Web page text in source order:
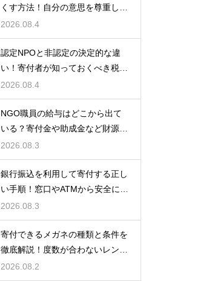
くす方法！自分の意思を尊重して
丁寧に対応
2026.08.4
認定NPOと非認定の決定的な違
い！寄付者が知っておくべき税の
優遇
2026.08.4
NGO職員の給与はどこから出て
いる？寄付金や助成金など財源の
仕組みを徹底解説
2026.08.3
銀行振込を利用して寄付する正し
い手順！窓口やATMから安全に支
援金を送る方法
2026.08.3
寄付できるメガネの種類と条件を
徹底解説！度数が合わないレンズ
でも大丈夫
2026.08.2